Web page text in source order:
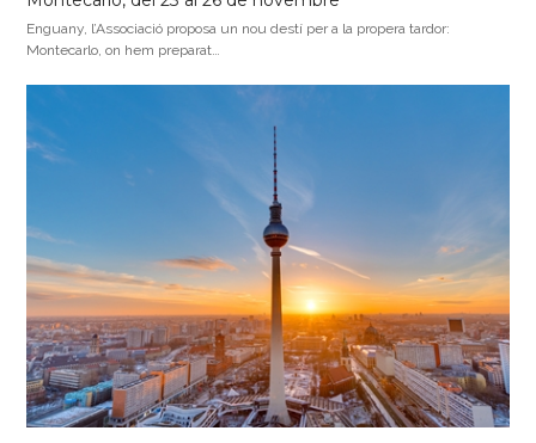
Enguany, l’Associació proposa un nou destí per a la propera tardor:
Montecarlo, on hem preparat…